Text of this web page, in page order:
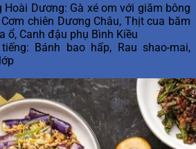
Hoài Dương: Gà xé om với giăm bông
chiên Dương Châu, Thịt cua băm
ổ, Canh đậu phụ Bình Kiều
Bánh bao hấp, Rau shao-mai,